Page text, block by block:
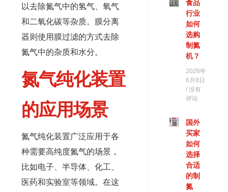
以去除氮气中的氢气、氧气
和二氧化碳等杂质。膜分离
器则使用膜过滤的方式去除
氮气中的杂质和水分。
氮气纯化装置
的应用场景
氮气纯化装置广泛应用于各
种需要高纯度氮气的场景，
比如电子、半导体、化工、
医药和实验室等领域。在这
食品
行业
如何
选购
制氮
机？
2026年
6月8日
没有
评论
国外
买家
如何
选择
合适
的制
氮